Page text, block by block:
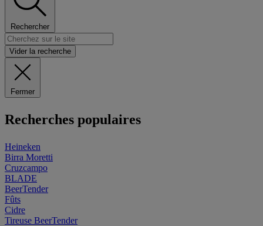
Rechercher
Vider la recherche
Fermer
Recherches populaires
Heineken
Birra Moretti
Cruzcampo
BLADE
BeerTender
Fûts
Cidre
Tireuse BeerTender